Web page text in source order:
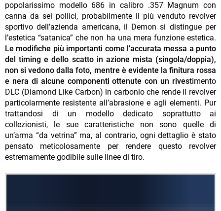
popolarissimo modello 686 in calibro .357 Magnum con
canna da sei pollici, probabilmente il più venduto revolver
sportivo dell’azienda americana, il Demon si distingue per
l’estetica “satanica” che non ha una mera funzione estetica.
Le modifiche più importanti come l’accurata messa a punto
del timing e dello scatto in azione mista (singola/doppia),
non si vedono dalla foto, mentre è evidente la finitura rossa
e nera di alcune componenti ottenute con un rivestimento
DLC (Diamond Like Carbon) in carbonio che rende il revolver
particolarmente resistente all’abrasione e agli elementi. Pur
trattandosi di un modello dedicato soprattutto ai
collezionisti, le sue caratteristiche non sono quelle di
un’arma “da vetrina” ma, al contrario, ogni dettaglio è stato
pensato meticolosamente per rendere questo revolver
estremamente godibile sulle linee di tiro.